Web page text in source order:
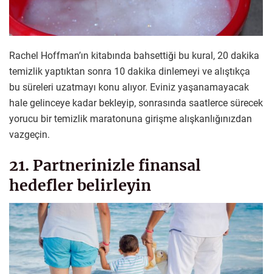
Rachel Hoffman’ın kitabında bahsettiği bu kural, 20 dakika
temizlik yaptıktan sonra 10 dakika dinlemeyi ve alıştıkça
bu süreleri uzatmayı konu alıyor. Eviniz yaşanamayacak
hale gelinceye kadar bekleyip, sonrasında saatlerce sürecek
yorucu bir temizlik maratonuna girişme alışkanlığınızdan
vazgeçin.
21. Partnerinizle finansal
hedefler belirleyin